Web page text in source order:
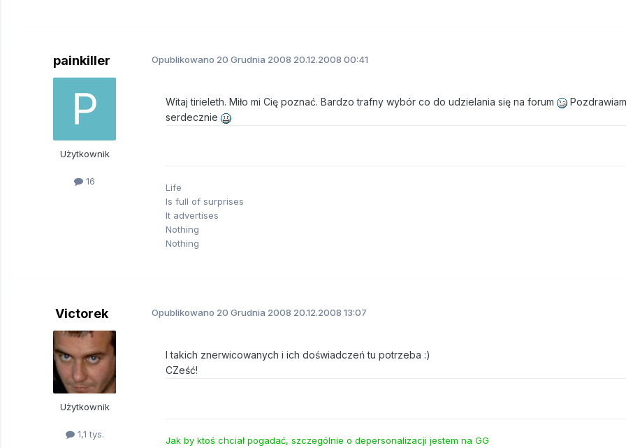
painkiller
Użytkownik
16
Opublikowano 20 Grudnia 2008 20.12.2008 00:41
Witaj tirieleth. Miło mi Cię poznać. Bardzo trafny wybór co do udzielania się na forum
Pozdrawiam
serdecznie
Life
Is full of surprises
It advertises
Nothing
Nothing
Victorek
Użytkownik
1,1 tys.
Opublikowano 20 Grudnia 2008 20.12.2008 13:07
I takich znerwicowanych i ich doświadczeń tu potrzeba :)
CZeść!
Jak by ktoś chciał pogadać, szczególnie o depersonalizacji jestem na GG